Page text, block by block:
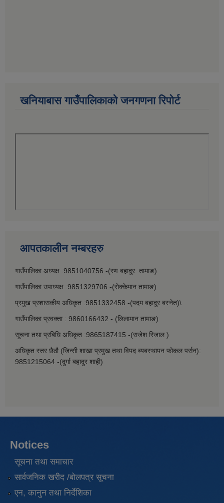
खनियाबास गाउँपालिकाको जनगणना रिपोर्ट
आपतकालीन नम्बरहरु
गाउँपालिका अध्यक्ष :9851040756 -(रण बहादुर तामाङ)
गाउँपालिका उपाध्यक्ष :9851329706 -(सेक्केमान तामाङ)
प्रमुख प्रशासकीय अधिकृत :9851332458 -(पदम बहादुर बस्नेत)\
गाउँपालिका प्रवक्ता : 9860166432 - (लिलामान तामाङ)
सूचना तथा प्रबिधि अधिकृत :9865187415 -(राजेश रिजाल )
अधिकृत स्तर छैठौ (जिन्सी शाखा प्रमुख तथा विपद ब्यबस्थापन फोकल पर्सन):
9851215064 -(दुर्गा बहादुर शाही)
Notices
सूचना तथा समाचार
सार्वजनिक खरीद /बोलपत्र सूचना
एन, कानुन तथा निर्देशिका